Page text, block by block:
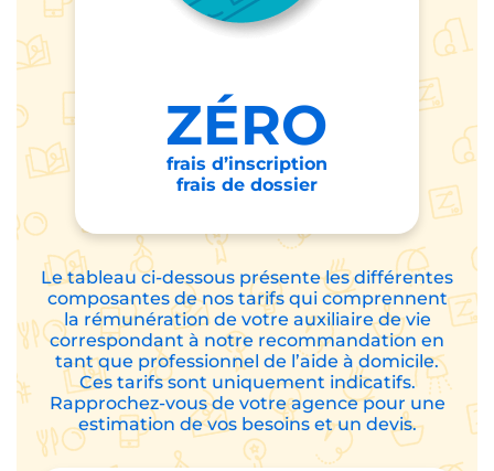
ZÉRO
frais d’inscription
frais de dossier
Le tableau ci-dessous présente les différentes
composantes de nos tarifs qui comprennent
la rémunération de votre auxiliaire de vie
correspondant à notre recommandation en
tant que professionnel de l’aide à domicile.
Ces tarifs sont uniquement indicatifs.
Rapprochez-vous de votre agence pour une
estimation de vos besoins et un devis.